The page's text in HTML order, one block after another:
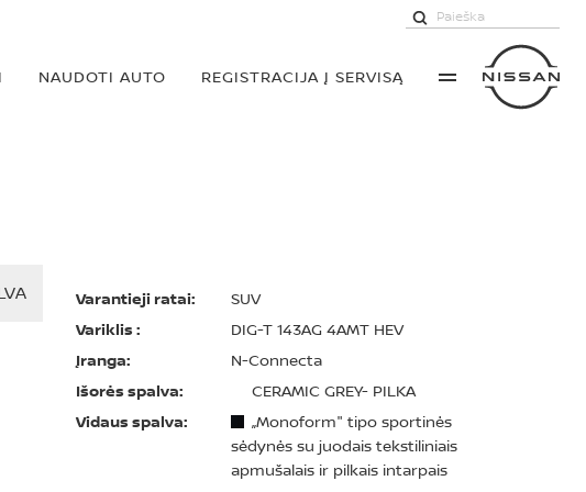
NAUDOTI AUTO REGISTRACIJA Į SERVISĄ
Varantieji ratai:
SUV
Variklis :
DIG-T 143AG 4AMT HEV
Įranga:
N-Connecta
Išorės spalva:
CERAMIC GREY- PILKA
Vidaus spalva:
„Monoform" tipo sportinės
sėdynės su juodais tekstiliniais
apmušalais ir pilkais intarpais